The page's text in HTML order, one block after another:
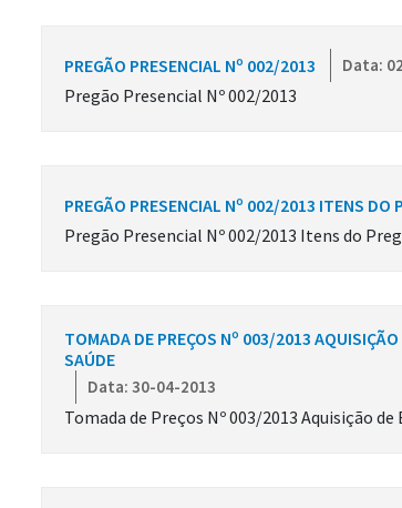
PREGÃO PRESENCIAL Nº 002/2013 Data:
Pregão Presencial Nº 002/2013
PREGÃO PRESENCIAL Nº 002/2013 ITENS DO
Pregão Presencial Nº 002/2013 Itens do
TOMADA DE PREÇOS Nº 003/2013
SAÚDE
Data: 30-04-2013
Tomada de Preços Nº 003/2013 Aquisição